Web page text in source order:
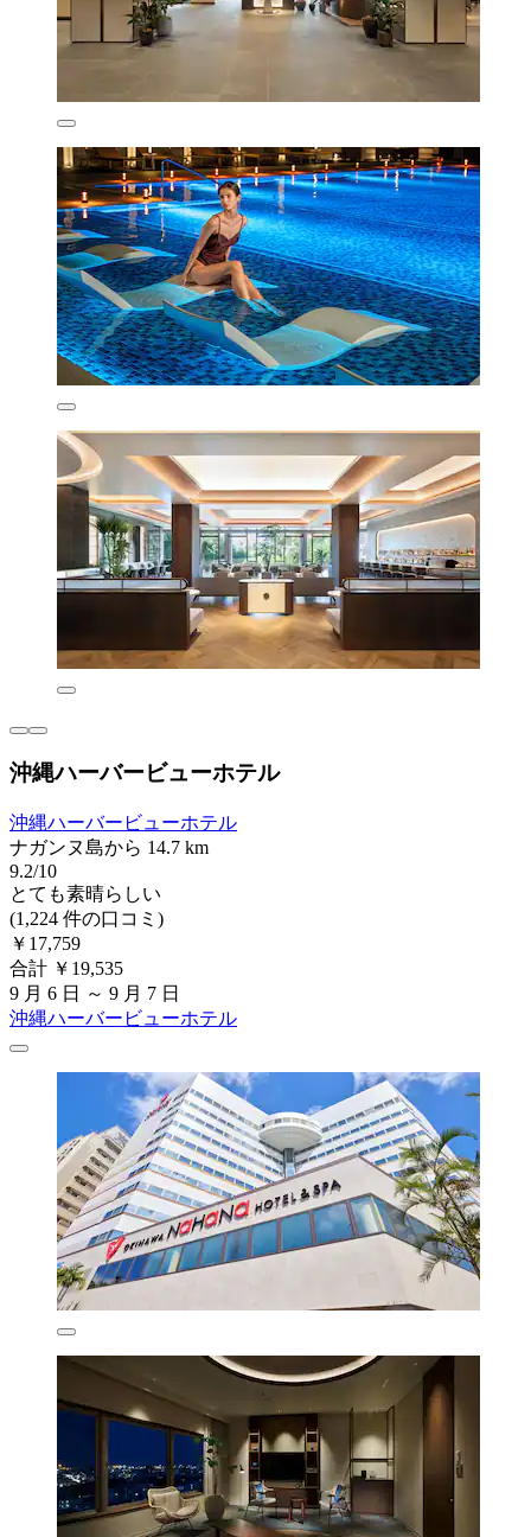
沖縄ハーバービューホテル
沖縄ハーバービューホテル
ナガンヌ島から 14.7 km
9.2/10
とても素晴らしい
(1,224 件の口コミ)
￥17,759
合計 ￥19,535
9 月 6 日 ～ 9 月 7 日
沖縄ハーバービューホテル